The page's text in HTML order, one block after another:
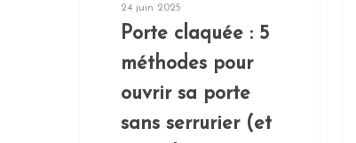
24 juin 2025
Porte claquée : 5
méthodes pour
ouvrir sa porte
sans serrurier (et